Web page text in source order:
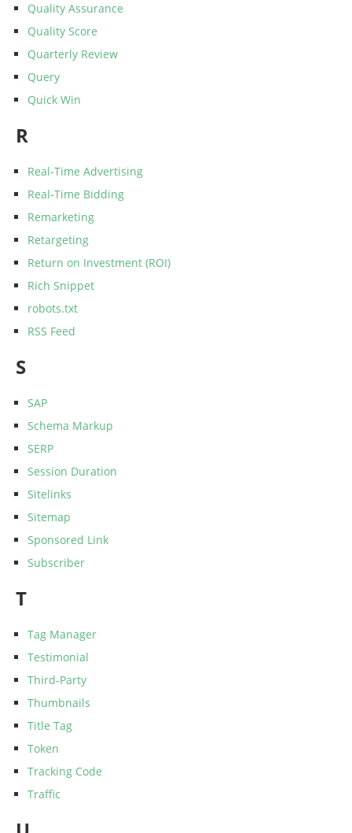
Quality Assurance
Quality Score
Quarterly Review
Query
Quick Win
R
Real-Time Advertising
Real-Time Bidding
Remarketing
Retargeting
Return on Investment (ROI)
Rich Snippet
robots.txt
RSS Feed
S
SAP
Schema Markup
SERP
Session Duration
Sitelinks
Sitemap
Sponsored Link
Subscriber
T
Tag Manager
Testimonial
Third-Party
Thumbnails
Title Tag
Token
Tracking Code
Traffic